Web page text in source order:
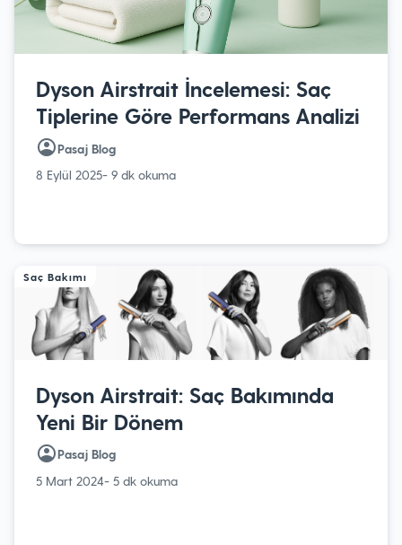
Eğitim
Dyson Airstrait İncelemesi: Saç
Tiplerine Göre Performans Analizi
Pasaj Blog
8 Eylül 2025- 9 dk okuma
Saç Bakımı
Dyson Airstrait: Saç Bakımında
Yeni Bir Dönem
Pasaj Blog
5 Mart 2024- 5 dk okuma